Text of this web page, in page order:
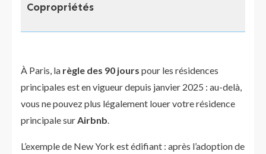
Copropriétés
À Paris, la règle des 90 jours pour les résidences
principales est en vigueur depuis janvier 2025 : au-delà,
vous ne pouvez plus légalement louer votre résidence
principale surAirbnb.
L’exemple de New York est édifiant : après l’adoption de